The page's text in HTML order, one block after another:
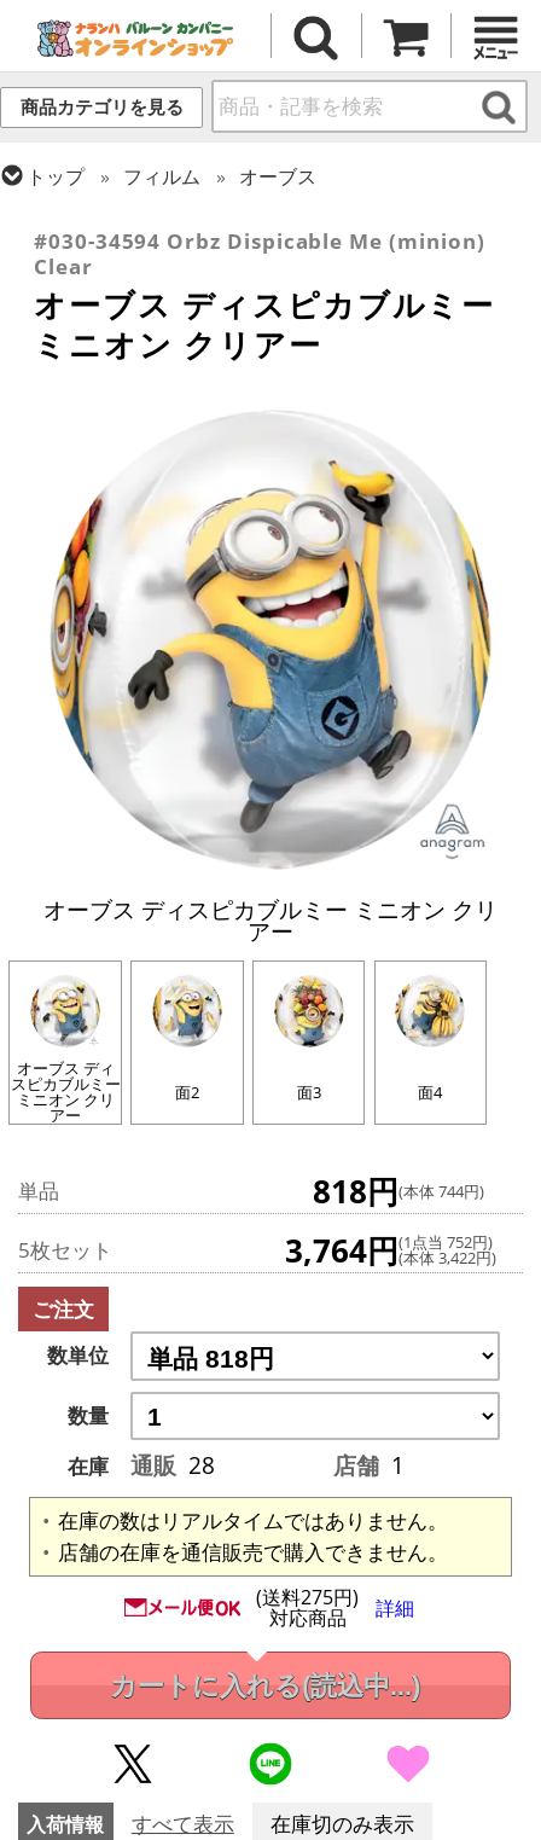
商品カテゴリを見る
トップ フィルム
オーブス
その他海外キャラクター
#030-34594 Orbz Dispicable Me (minion)
Clear
オーブス ディスピカブルミー
ミニオン クリアー
オーブス ディスピカブルミー ミニオン クリ
アー
オーブス ディ
スピカブルミー
ミニオン クリ
アー
面2 面3 面4
単品 818円(本体 744円)
5枚セット 3,764円(1点当 752円)
(本体 3,422円)
ご注文
数単位
数量
在庫
通販 28 店舗 1
在庫の数はリアルタイムではありません。
店舗の在庫を通信販売で購入できません。
(送料275円)
対応商品 詳細
カートに入れる(読込中...)
入荷情報 すべて表示 在庫切のみ表示